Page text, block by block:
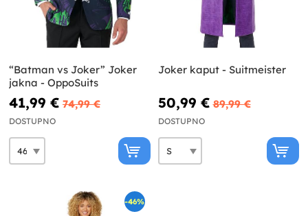
“Batman vs Joker” Joker
jakna - OppoSuits
41,99 € 74,99 €
DOSTUPNO
Joker kaput - Suitmeister
50,99 € 89,99 €
DOSTUPNO
-46%